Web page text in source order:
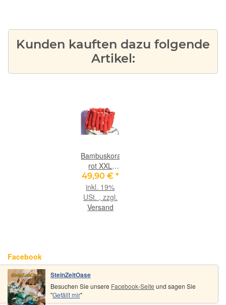
Kunden kauften dazu folgende
Artikel:
Bambuskoralle
rot XXL
Stab-
Armband -
ca. 19 cm -
Sonderqualität
49,90 € *
inkl. 19%
USt. , zzgl.
Versand
Facebook
SteinZeitOase
Besuchen Sie unsere Facebook-Seite und sagen Sie
"Gefällt mir"